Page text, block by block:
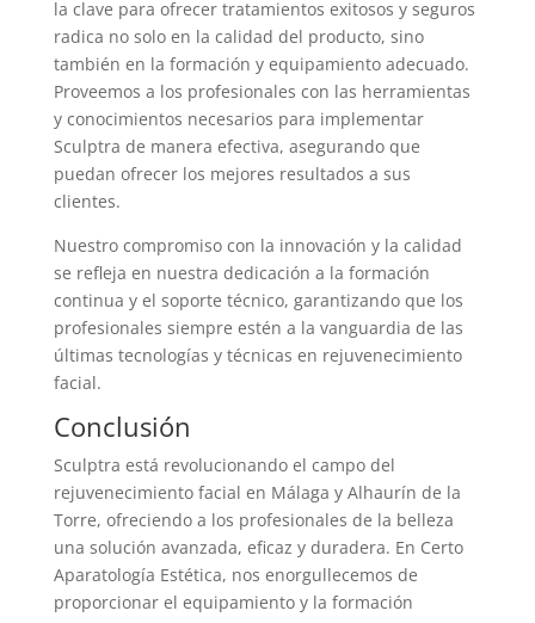
la clave para ofrecer tratamientos exitosos y seguros
radica no solo en la calidad del producto, sino
también en la formación y equipamiento adecuado.
Proveemos a los profesionales con las herramientas
y conocimientos necesarios para implementar
Sculptra de manera efectiva, asegurando que
puedan ofrecer los mejores resultados a sus
clientes.
Nuestro compromiso con la innovación y la calidad
se refleja en nuestra dedicación a la formación
continua y el soporte técnico, garantizando que los
profesionales siempre estén a la vanguardia de las
últimas tecnologías y técnicas en rejuvenecimiento
facial.
Conclusión
Sculptra está revolucionando el campo del
rejuvenecimiento facial en Málaga y Alhaurín de la
Torre, ofreciendo a los profesionales de la belleza
una solución avanzada, eficaz y duradera. En Certo
Aparatología Estética, nos enorgullecemos de
proporcionar el equipamiento y la formación